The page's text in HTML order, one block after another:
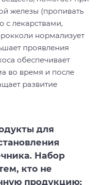
железы (пропивать
с лекарствами,
нормализует
проявления
обеспечивает
во время и после
развитие
для
Набор
кто не
продукцию;